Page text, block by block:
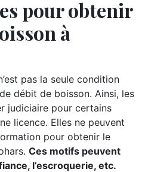
pour obtenir
à
pas la seule condition
débit de boisson. Ainsi, les
judiciaire pour certains
licence. Elles ne peuvent
pour obtenir le
Ces motifs peuvent
l’escroquerie, etc.